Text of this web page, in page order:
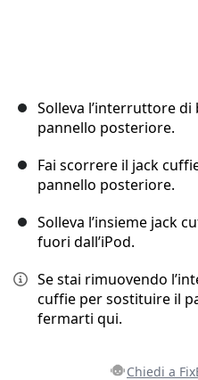
Solleva l’interruttore di
pannello posteriore.
Fai scorrere il jack
pannello posteriore.
Solleva l’insieme jack
fuori dall’iPod.
Se stai rimuovendo
cuffie per sostituire il
fermarti qui.
Chiedi a